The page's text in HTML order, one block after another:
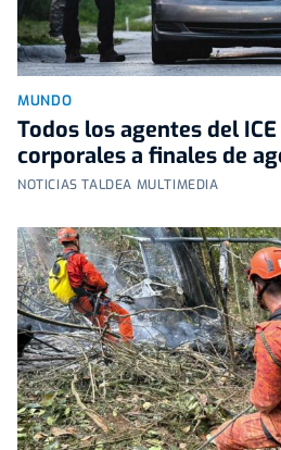
MUNDO
Todos los agentes del
corporales a finales de
NOTICIAS TALDEA MULTIMEDIA